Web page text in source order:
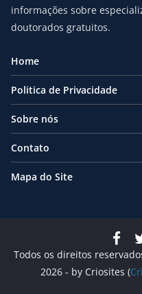
informações sobre
doutorados gratuitos.
Home
Politica de Privacidade
Sobre nós
Contato
Mapa do Site
Todos os direitos
2026 - by Criosites (